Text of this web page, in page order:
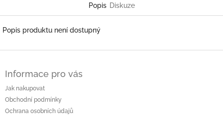
Popis Diskuze
Popis produktu není dostupný
Informace pro vás
Jak nakupovat
Obchodní podmínky
Ochrana osobních údajů